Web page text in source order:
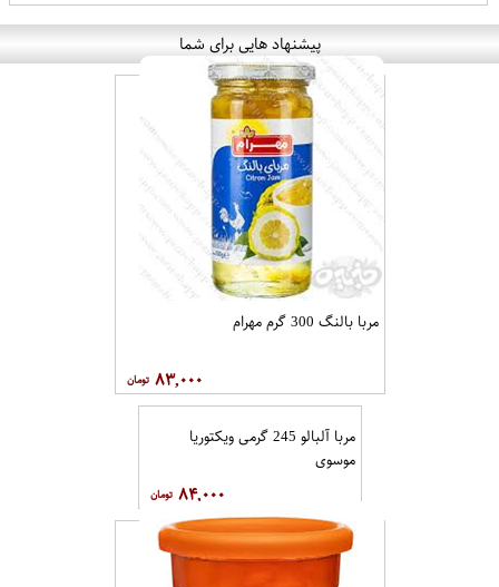
پیشنهاد هایی برای شما
مربا بالنگ 300 گرم مهرام
۸۳,۰۰۰
مربا آلبالو 245 گرمی ویکتوریا
موسوی
۸۴,۰۰۰